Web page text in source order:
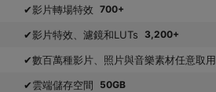
700+
影片轉場特效
3,200+
影片特效、濾鏡和LUTs
數百萬種影片、照片與音樂素材任意取用
50GB
雲端儲存空間